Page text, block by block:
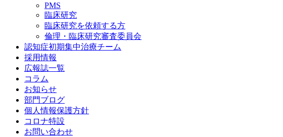
PMS
臨床研究
臨床研究を依頼する方
倫理・臨床研究審査委員会
認知症初期集中治療チーム
採用情報
広報誌一覧
コラム
お知らせ
部門ブログ
個人情報保護方針
コロナ特設
お問い合わせ